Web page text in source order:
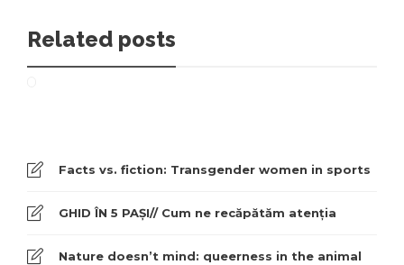
Related posts
Facts vs. fiction: Transgender women in sports
GHID ÎN 5 PAȘI// Cum ne recăpătăm atenția
Nature doesn’t mind: queerness in the animal